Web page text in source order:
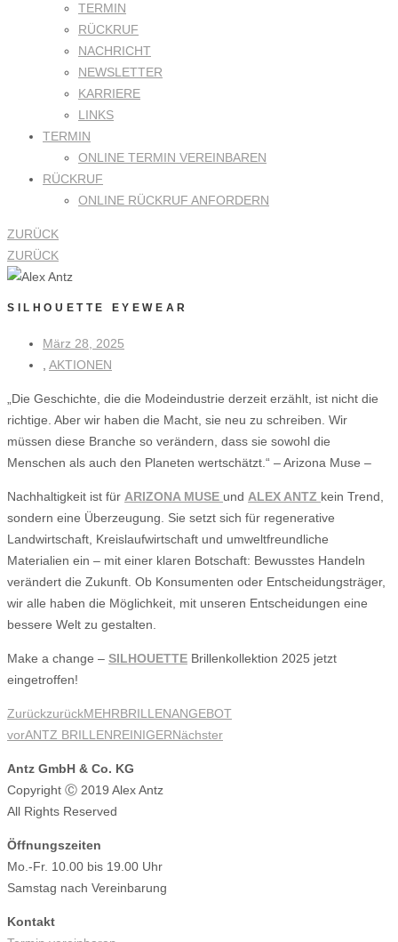
TERMIN
RÜCKRUF
NACHRICHT
NEWSLETTER
KARRIERE
LINKS
TERMIN
ONLINE TERMIN VEREINBAREN
RÜCKRUF
ONLINE RÜCKRUF ANFORDERN
ZURÜCK
ZURÜCK
SILHOUETTE EYEWEAR
März 28, 2025
AKTIONEN
„Die Geschichte, die die Modeindustrie derzeit erzählt, ist nicht die
richtige. Aber wir haben die Macht, sie neu zu schreiben. Wir
müssen diese Branche so verändern, dass sie sowohl die
Menschen als auch den Planeten wertschätzt.“ – Arizona Muse –
Nachhaltigkeit ist für ARIZONA MUSE und ALEX ANTZ kein Trend,
sondern eine Überzeugung. Sie setzt sich für regenerative
Landwirtschaft, Kreislaufwirtschaft und umweltfreundliche
Materialien ein – mit einer klaren Botschaft: Bewusstes Handeln
verändert die Zukunft. Ob Konsumenten oder Entscheidungsträger,
wir alle haben die Möglichkeit, mit unseren Entscheidungen eine
bessere Welt zu gestalten.
Make a change – SILHOUETTE Brillenkollektion 2025 jetzt
eingetroffen!
ZurückzurückMEHRBRILLENANGEBOT
vorANTZ BRILLENREINIGERNächster
Antz GmbH & Co. KG
Copyright Ⓒ 2019 Alex Antz
All Rights Reserved
Öffnungszeiten
Mo.-Fr. 10.00 bis 19.00 Uhr
Samstag nach Vereinbarung
Kontakt